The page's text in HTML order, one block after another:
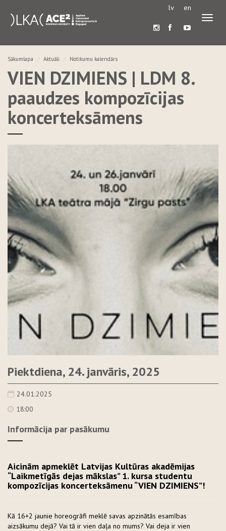
lv en
Sākumlapa Aktuāli Notikumu kalendārs
VIEN DZIMIENS | LDM 8.
paaudzes kompozīcijas
koncerteksāmens
Piektdiena, 24. janvāris, 2025
24.01.2025
18:00
Informācija par pasākumu
Aicinām apmeklēt Latvijas Kultūras akadēmijas
“Laikmetīgās dejas mākslas” 1. kursa studentu
kompozīcijas koncerteksāmenu “VIEN DZIMIENS”!
Kā 16+2 jaunie horeogrāfi meklē savas apzinātās esamības
aizsākumu dejā? Vai tā ir vien daļa no mums? Vai deja ir vien